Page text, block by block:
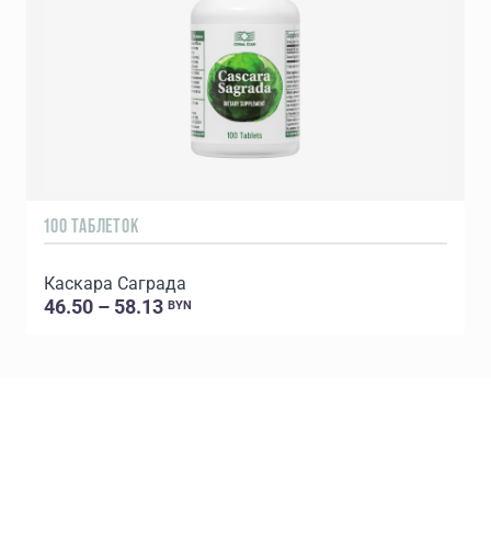
100 ТАБЛЕТОК
Каcкара Саграда
46.50 – 58.13 BYN